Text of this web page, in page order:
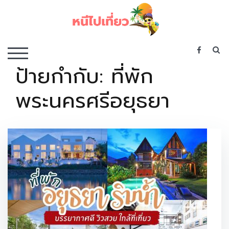
TOGGLE MOBILE MENU
ป้ายกำกับ: ที่พัก
พระนครศรีอยุธยา